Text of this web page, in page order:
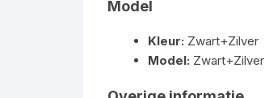
Model
Kleur: Zwart+Zilver
Model: Zwart+Zilver